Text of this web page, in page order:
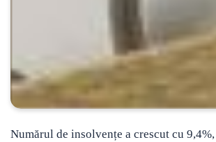
Numărul de insolvențe a crescut cu